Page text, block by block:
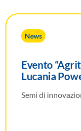
Evento
Lucania
News
Semi di